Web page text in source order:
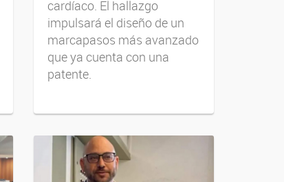
cardíaco. El hallazgo
impulsará el diseño de un
marcapasos más avanzado
que ya cuenta con una
patente.